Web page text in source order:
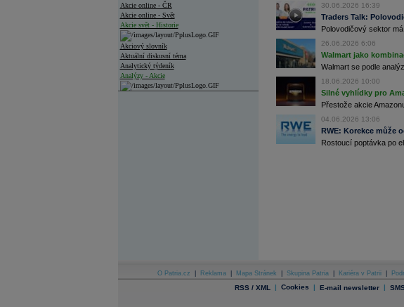
Akcie online - ČR
Akcie online - Svět
Akcie svět - Historie
Akciový slovník
Aktuální diskusní téma
Analytický týdeník
Analýzy - Akcie
Archiv - Měnová politika
30.06.2026 16:39
Traders Talk:
Polovodičový sektor má
26.06.2026 6:06
Walmart jako
Walmart se podle
18.06.2026 10:00
Silné vyhlídky pro
Přestože akcie
04.06.2026 13:06
RWE: Korekce může
Rostoucí poptávka po
O Patria.cz Reklama Mapa Stránek Skupina Patria Kariéra v Patrii
RSS / XML | Cookies | E-mail newsletter |